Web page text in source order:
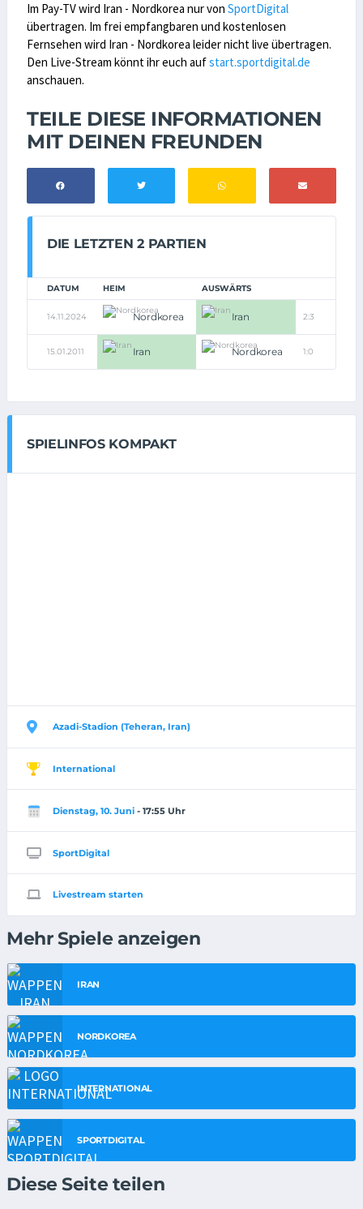
Im Pay-TV wird Iran - Nordkorea nur von SportDigital
übertragen. Im frei empfangbaren und kostenlosen
Fernsehen wird Iran - Nordkorea leider nicht live übertragen.
Den Live-Stream könnt ihr euch aufstart.sportdigital.de
anschauen.
TEILE DIESE INFORMATIONEN
MIT DEINEN FREUNDEN
DIE LETZTEN 2 PARTIEN
DATUM HEIM AUSWÄRTS
14.11.2024 Nordkorea Iran 2:3
15.01.2011 Iran Nordkorea 1:0
SPIELINFOS KOMPAKT
Azadi-Stadion (Teheran, Iran)
International
Dienstag, 10. Juni - 17:55 Uhr
SportDigital
Livestream starten
Mehr Spiele anzeigen
IRAN
NORDKOREA
INTERNATIONAL
SPORTDIGITAL
Diese Seite teilen